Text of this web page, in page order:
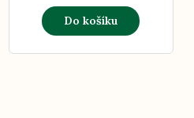
Do košíku